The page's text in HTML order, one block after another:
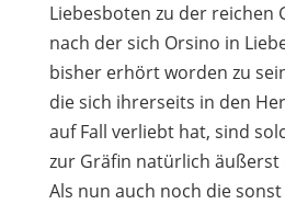
Liebesboten zu der reichen
nach der sich Orsino in
bisher erhört worden zu
die sich ihrerseits in den
auf Fall verliebt hat, sind
zur Gräfin natürlich äußerst
Als nun auch noch die sonst